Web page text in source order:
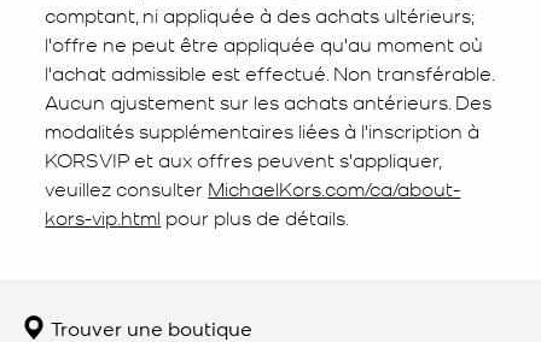
comptant, ni appliquée à des achats ultérieurs;
l'offre ne peut être appliquée qu'au moment où
l'achat admissible est effectué. Non transférable.
Aucun ajustement sur les achats antérieurs. Des
modalités supplémentaires liées à l'inscription à
KORSVIP et aux offres peuvent s'appliquer,
veuillez consulter MichaelKors.com/ca/about-
kors-vip.html pour plus de détails.
Trouver une boutique